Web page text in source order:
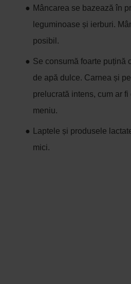
Mâncarea se bazează în
leguminoase și ierburi.
posibil.
Se consumă foarte puțină
de apă dulce. Carnea și
prelucrată intens, cum ar
meniu.
Laptele și produsele
mici.